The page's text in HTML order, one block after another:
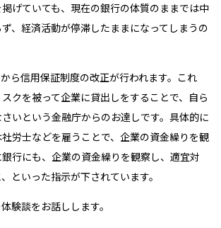
げていても、現在の銀行の体質のままでは中
、経済活動が停滞したままになってしまうの
ら信用保証制度の改正が行われます。これ
クを被って企業に貸出しをすることで、自ら
いという金融庁からのお達しです。具体的に
労士などを雇うことで、企業の資金繰りを観
行にも、企業の資金繰りを観察し、適宜対
といった指示が下されています。
験談をお話しします。